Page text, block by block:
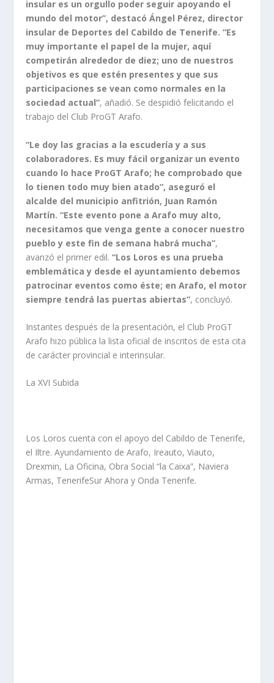
insular es un orgullo poder seguir apoyando el
mundo del motor”, destacó Ángel Pérez, director
insular de Deportes del Cabildo de Tenerife. “Es
muy importante el papel de la mujer, aquí
competirán alrededor de diez; uno de nuestros
objetivos es que estén presentes y que sus
participaciones se vean como normales en la
sociedad actual”, añadió. Se despidió felicitando el
trabajo del Club ProGT Arafo.
“Le doy las gracias a la escudería y a sus
colaboradores. Es muy fácil organizar un evento
cuando lo hace ProGT Arafo; he comprobado que
lo tienen todo muy bien atado”, aseguró el
alcalde del municipio anfitrión, Juan Ramón
Martín. “Este evento pone a Arafo muy alto,
necesitamos que venga gente a conocer nuestro
pueblo y este fin de semana habrá mucha”,
avanzó el primer edil.“Los Loros es una prueba
emblemática y desde el ayuntamiento debemos
patrocinar eventos como éste; en Arafo, el motor
siempre tendrá las puertas abiertas”, concluyó.
Instantes después de la presentación, el Club ProGT
Arafo hizo pública la lista oficial de inscritos de esta cita
de carácter provincial e interinsular.
La XVI Subida
Los Loros cuenta con el apoyo del Cabildo de Tenerife,
el Iltre. Ayundamiento de Arafo, Ireauto, Viauto,
Drexmin, La Oficina, Obra Social “la Caixa”, Naviera
Armas, TenerifeSur Ahora y Onda Tenerife.